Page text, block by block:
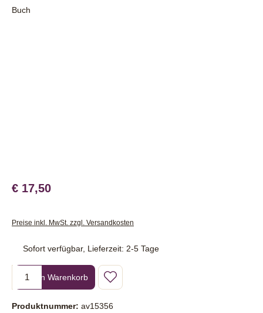
Buch
€ 17,50
Preise inkl. MwSt. zzgl. Versandkosten
Sofort verfügbar, Lieferzeit: 2-5 Tage
Produkt Anzahl: Gib den gewünschten Wert ein oder benutze die
In den Warenkorb
Produktnummer: av15356